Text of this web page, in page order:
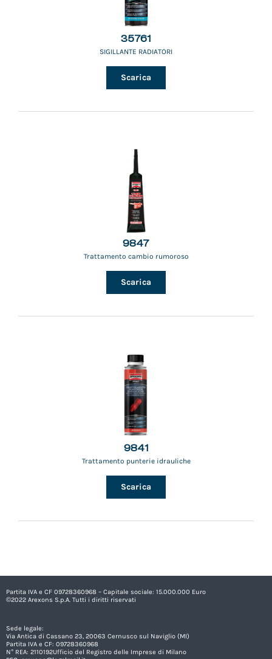
35761
SIGILLANTE RADIATORI
Scarica
9847
Trattamento cambio rumoroso
Scarica
9841
Trattamento punterie idrauliche
Scarica
Partita IVA e CF 09728360968 – Capitale sociale: 15.000.000 Euro
©2022 Arexons S.p.A. Tutti i diritti riservati
Sede legale:
Via Antica di Cassano 23, 20063 Cernusco sul Naviglio (MI)
Partita IVA e CF: 09728360968
N° REA: 2110192Ufficio del Registro delle Imprese di Milano